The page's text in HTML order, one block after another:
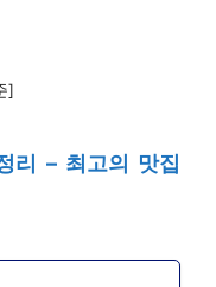
]
리 – 최고의 맛집